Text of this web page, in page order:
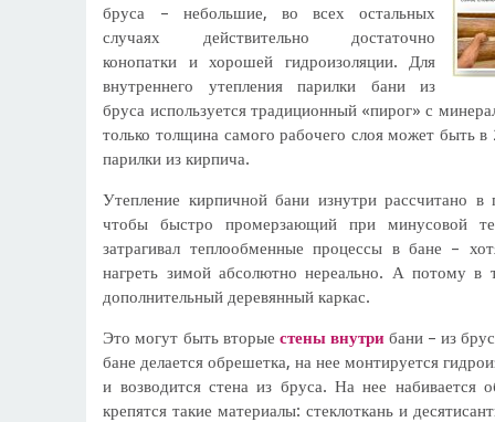
бруса – небольшие, во всех остальных
случаях действительно достаточно
конопатки и хорошей гидроизоляции. Для
внутреннего утепления парилки бани из
бруса используется традиционный «пирог» с
только толщина самого рабочего слоя может быть
парилки из кирпича.
Утепление кирпичной бани изнутри рассчитано
чтобы быстро промерзающий при минусовой
затрагивал теплообменные процессы в бане –
нагреть зимой абсолютно нереально. А потому в
дополнительный деревянный каркас.
Это могут быть вторые стены внутрибани – из
бане делается обрешетка, на нее монтируется
и возводится стена из бруса. На нее набивается
крепятся такие материалы: стеклоткань и